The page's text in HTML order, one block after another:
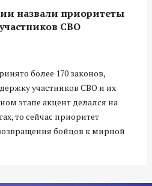
назвали приоритеты
СВО
более 170 законов,
участников СВО и их
этапе акцент делался на
то сейчас приоритет
бойцов к мирной